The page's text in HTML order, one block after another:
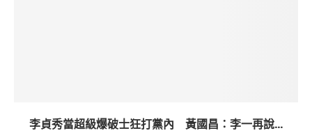
李貞秀當超級爆破士狂打黨內 黃國昌：李一再說...